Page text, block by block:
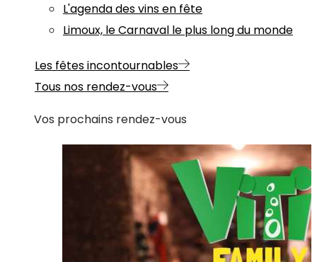
L'agenda des vins en fête
Limoux, le Carnaval le plus long du monde
Les fêtes incontournables
Tous nos rendez-vous
Vos prochains rendez-vous